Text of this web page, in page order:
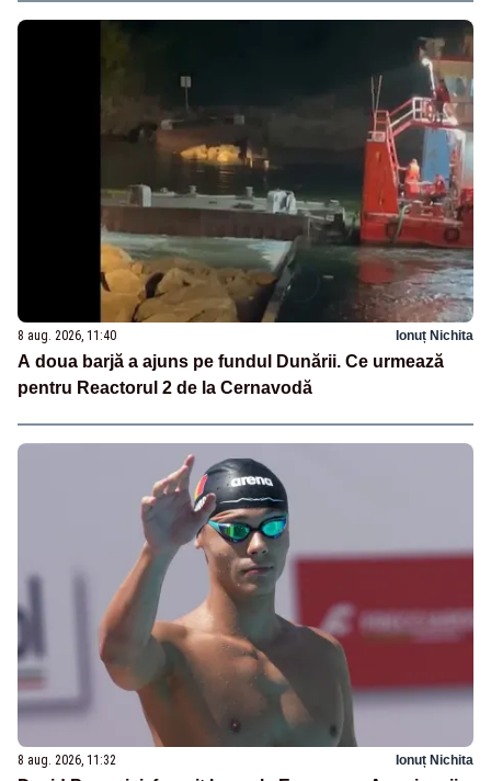
8 aug. 2026, 11:40 Ionuț Nichita
A doua barjă a ajuns pe fundul Dunării. Ce urmează
pentru Reactorul 2 de la Cernavodă
8 aug. 2026, 11:32 Ionuț Nichita